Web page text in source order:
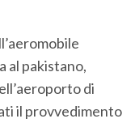
al pakistano,
di
il provvedimento